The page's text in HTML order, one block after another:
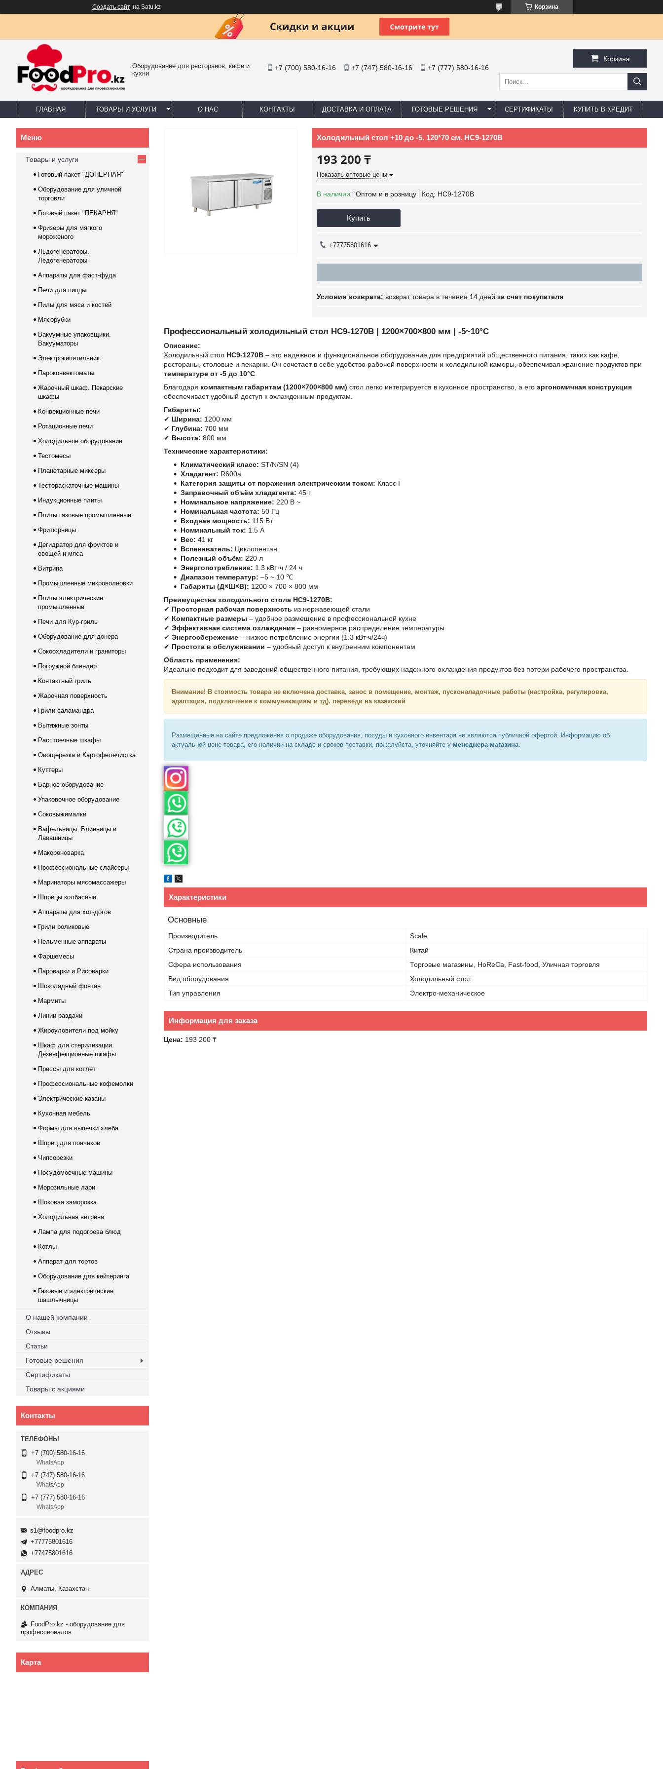
Создать сайт на Satu.kz Корзина
Оборудование для ресторанов, кафе и
кухни
+7 (700) 580-16-16 +7 (747) 580-16-16 +7 (777) 580-16-16
Корзина
ГЛАВНАЯ ТОВАРЫ И УСЛУГИ О НАС КОНТАКТЫ ДОСТАВКА И ОПЛАТА ГОТОВЫЕ РЕШЕНИЯ СЕРТИФИКАТЫ КУПИТЬ В КРЕДИТ
Холодильный стол +10 до -5. 120*70 см. HC9-1270B
193 200 ₸
Показать оптовые цены
В наличии Оптом и в розницу Код: HC9-1270B
Купить
+77775801616
возврат товара в течение 14 дней за счет покупателя
Профессиональный холодильный стол HC9-1270B | 1200×700×800 мм | -5~10°C
Описание:
Холодильный стол HC9-1270B – это надежное и функциональное оборудование для предприятий общественного питания, таких как кафе,
рестораны, столовые и пекарни. Он сочетает в себе удобство рабочей поверхности и холодильной камеры, обеспечивая хранение продуктов при
температуре от -5 до 10°C
Благодаря компактным габаритам (1200×700×800 мм) стол легко интегрируется в кухонное пространство, а его эргономичная конструкция
обеспечивает удобный доступ к охлажденным продуктам.
Габариты:
✔ Ширина: 1200 мм
✔ Глубина: 700 мм
✔ Высота: 800 мм
Технические характеристики:
Климатический класс: ST/N/SN (4)
Хладагент: R600a
Категория защиты от поражения электрическим током: Класс I
Заправочный объём хладагента: 45 г
Номинальное напряжение: 220 В ~
Номинальная частота: 50 Гц
Входная мощность: 115 Вт
Номинальный ток: 1.5 А
Вес: 41 кг
Вспениватель: Циклопентан
Полезный объём: 220 л
Энергопотребление: 1.3 кВт·ч / 24 ч
Диапазон температур: –5 ~ 10 ℃
Габариты (Д×Ш×В): 1200 × 700 × 800 мм
Преимущества холодильного стола HC9-1270B:
✔ Просторная рабочая поверхность из нержавеющей стали
✔ Компактные размеры – удобное размещение в профессиональной кухне
✔ Эффективная система охлаждения – равномерное распределение температуры
✔ Энергосбережение – низкое потребление энергии (1.3 кВт⋅ч/24ч)
✔ Простота в обслуживании – удобный доступ к внутренним компонентам
Область применения:
Идеально подходит для заведений общественного питания, требующих надежного охлаждения продуктов без потери рабочего пространства.
Внимание! В стоимость товара не включена доставка, занос в помещение, монтаж, пусконаладочные работы (настройка, регулировка,
адаптация, подключение к коммуникациям и тд). переведи на казахский
Размещенные на сайте предложения о продаже оборудования, посуды и кухонного инвентаря не являются публичной офертой. Информацию об
актуальной цене товара, его наличии на складе и сроков поставки, пожалуйста, уточняйте у менеджера магазина.
Характеристики
Основные
Производитель
Scale
Страна производитель
Китай
Сфера использования
Торговые магазины, HoReCa, Fast-food, Уличная торговля
Вид оборудования
Холодильный стол
Тип управления
Электро-механическое
Информация для заказа
Цена: 193 200 ₸
Товары и услуги
Готовый пакет "ДОНЕРНАЯ"
Оборудование для уличной
торговли
Готовый пакет "ПЕКАРНЯ"
Фризеры для мягкого
мороженого
Льдогенераторы.
Ледогенераторы
Аппараты для фаст-фуда
Печи для пиццы
Пилы для мяса и костей
Мясорубки
Вакуумные упаковщики.
Вакууматоры
Электрокипятильник
Пароконвектоматы
Жарочный шкаф. Пекарские
шкафы
Конвекционные печи
Ротационные печи
Холодильное оборудование
Тестомесы
Планетарные миксеры
Тестораскаточные машины
Индукционные плиты
Плиты газовые промышленные
Фритюрницы
Дегидратор для фруктов и
овощей и мяса
Витрина
Промышленные микроволновки
Плиты электрические
промышленные
Печи для Кур-гриль
Оборудование для донера
Сокоохладители и граниторы
Погружной блендер
Контактный гриль
Жарочная поверхность
Грили саламандра
Вытяжные зонты
Расстоечные шкафы
Овощерезка и Картофелечистка
Куттеры
Барное оборудование
Упаковочное оборудование
Соковыжималки
Вафельницы, Блинницы и
Лавашницы
Макороноварка
Профессиональные слайсеры
Маринаторы мясомассажеры
Шприцы колбасные
Аппараты для хот-догов
Грили роликовые
Пельменные аппараты
Фаршемесы
Пароварки и Рисоварки
Шоколадный фонтан
Мармиты
Линии раздачи
Жироуловители под мойку
Шкаф для стерилизации.
Дезинфекционные шкафы
Прессы для котлет
Профессиональные кофемолки
Электрические казаны
Кухонная мебель
Формы для выпечки хлеба
Шприц для пончиков
Чипсорезки
Посудомоечные машины
Морозильные лари
Шоковая заморозка
Холодильная витрина
Лампа для подогрева блюд
Котлы
Аппарат для тортов
Оборудование для кейтеринга
Газовые и электрические
шашлычницы
О нашей компании
Отзывы
Статьи
Готовые решения
Сертификаты
Товары с акциями
Контакты
+7 (700) 580-16-16
WhatsApp
+7 (747) 580-16-16
WhatsApp
+7 (777) 580-16-16
WhatsApp
s1@foodpro.kz
+77775801616
+77475801616
Алматы, Казахстан
FoodPro.kz - оборудование для
профессионалов
Карта